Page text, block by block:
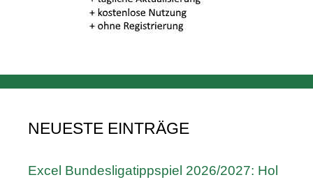
NEUESTE EINTRÄGE
Excel Bundesligatippspiel 2026/2027: Hol